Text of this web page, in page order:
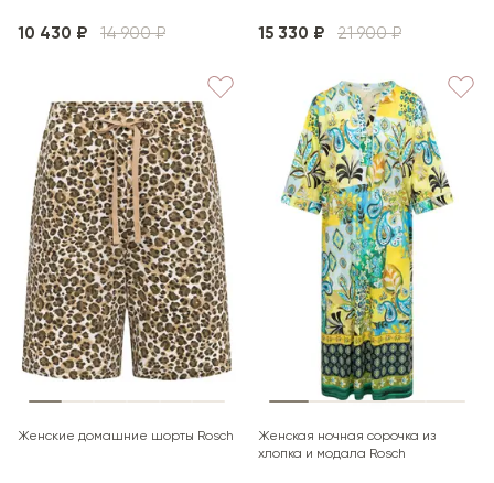
10 430 ₽ 14 900 ₽ 15 330 ₽ 21 900 ₽
Женские домашние шорты Rosch
Женская ночная сорочка из
хлопка и модала Rosch